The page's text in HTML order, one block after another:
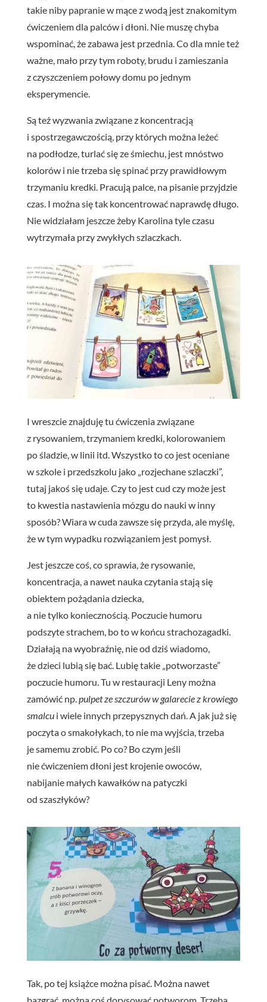
takie niby papranie w mące z wodą jest znakomitym
ćwiczeniem dla palców i dłoni. Nie muszę chyba
wspominać, że zabawa jest przednia. Co dla mnie też
ważne, mało przy tym roboty, brudu i zamieszania
z czyszczeniem połowy domu po jednym
eksperymencie.
Są też wyzwania związane z koncentracją
i spostrzegawczością, przy których można leżeć
na podłodze, turlać się ze śmiechu, jest mnóstwo
kolorów i nie trzeba się spinać przy prawidłowym
trzymaniu kredki. Pracują palce, na pisanie przyjdzie
czas. I można się tak koncentrować naprawdę długo.
Nie widziałam jeszcze żeby Karolina tyle czasu
wytrzymała przy zwykłych szlaczkach.
I wreszcie znajduję tu ćwiczenia związane
z rysowaniem, trzymaniem kredki, kolorowaniem
po śladzie, w linii itd. Wszystko to co jest oceniane
w szkole i przedszkolu jako „rozjechane szlaczki”,
tutaj jakoś się udaje. Czy to jest cud czy może jest
to kwestia nastawienia mózgu do nauki w inny
sposób? Wiara w cuda zawsze się przyda, ale myślę,
że w tym wypadku rozwiązaniem jest pomysł.
Jest jeszcze coś, co sprawia, że rysowanie,
koncentracja, a nawet nauka czytania stają się
obiektem pożądania dziecka,
a nie tylko koniecznością. Poczucie humoru
podszyte strachem, bo to w końcu strachozagadki.
Działają na wyobraźnię, nie od dziś wiadomo,
że dzieci lubią się bać. Lubię takie „potworzaste”
poczucie humoru. Tu w restauracji Leny można
zamówić np.pulpet ze szczurów w galarecie z krowiego
smalcui wiele innych przepysznych dań. A jak już się
poczyta o smakołykach, to nie ma wyjścia, trzeba
je samemu zrobić. Po co? Bo czym jeśli
nie ćwiczeniem dłoni jest krojenie owoców,
nabijanie małych kawałków na patyczki
od szaszłyków?
Tak, po tej książce można pisać. Można nawet